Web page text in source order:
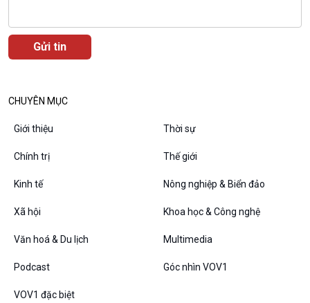
Thanh âm ký sự
Chân dung cuộc sống
CHUYÊN MỤC
Giới thiệu Thời sự
Chính trị Thế giới
Kinh tế Nông nghiệp & Biển đảo
Xã hội Khoa học & Công nghệ
Văn hoá & Du lịch Multimedia
Podcast Góc nhìn VOV1
VOV1 đặc biệt